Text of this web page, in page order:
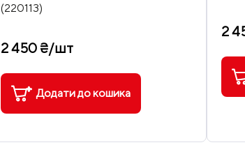
(220113)
2 450 ₴/шт
Додати до кошика
2